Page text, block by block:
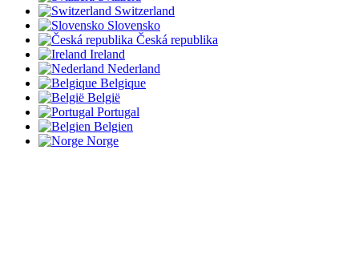
Switzerland
Slovensko
Česká republika
Ireland
Nederland
Belgique
België
Portugal
Belgien
Norge